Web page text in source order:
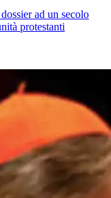
ad un secolo
protestanti